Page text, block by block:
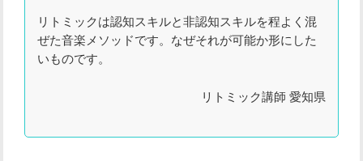
リトミックは認知スキルと非認知スキルを程よく混
ぜた音楽メソッドです。なぜそれが可能か形にした
いものです。
リトミック講師 愛知県